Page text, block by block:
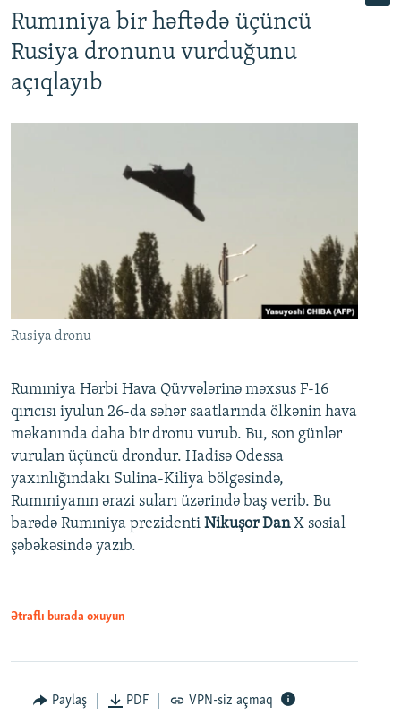
Rumıniya bir həftədə üçüncü
Rusiya dronunu vurduğunu
açıqlayıb
Rusiya dronu
Rumıniya Hərbi Hava Qüvvələrinə məxsus F-16
qırıcısı iyulun 26-da səhər saatlarında ölkənin hava
məkanında daha bir dronu vurub. Bu, son günlər
vurulan üçüncü drondur. Hadisə Odessa
yaxınlığındakı Sulina-Kiliya bölgəsində,
Rumıniyanın ərazi suları üzərində baş verib. Bu
barədə Rumıniya prezidenti Nikuşor DanX sosial
şəbəkəsində yazıb.
Ətraflı burada oxuyun
Paylaş PDF VPN-siz açmaq